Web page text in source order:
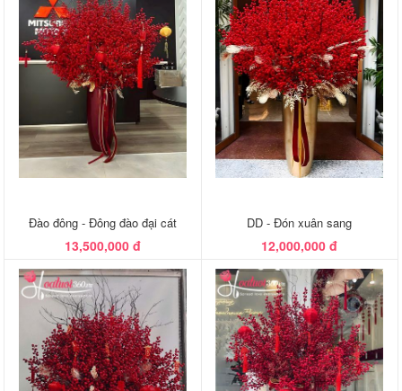
Đào đông - Đông đào đại cát
13,500,000 đ
DD - Đón xuân sang
12,000,000 đ